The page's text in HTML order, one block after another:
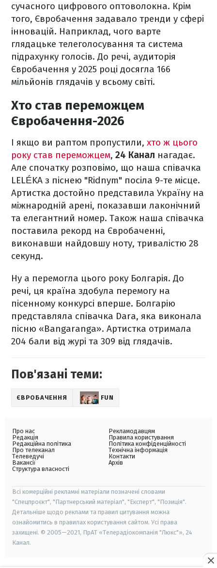
сучасного цифрового оптоволокна. Крім
того, Євробачення задавало тренди у сфері
інновацій. Наприклад, чого варте
глядацьке телеголосування та система
підрахунку голосів. До речі, аудиторія
Євробачення у 2025 році досягла 166
мільйонів глядачів у всьому світі.
Хто став переможцем
Євробачення-2026
І якщо ви раптом пропустили, хто ж цього
року став переможцем, 24 Канал нагадає.
Але спочатку розповімо, що наша співачка
LELÉKA з піснею "Ridnym" посіла 9-те місце.
Артистка достойно представила Україну на
міжнародній арені, показавши лаконічний
та елегантний номер. Також наша співачка
поставила рекорд на Євробаченні,
виконавши найдовшу ноту, тривалістю 28
секунд.
Ну а перемогла цього року Болгарія. До
речі, ця країна здобула перемогу на
пісенному конкурсі вперше. Болгарію
представляла співачка Dara, яка виконала
пісню «Bangaranga». Артистка отримала
204 бали від журі та 309 від глядачів.
Пов'язані теми:
ЄВРОБАЧЕННЯ FUN
Про нас
Редакція
Редакційна політика
Про телеканал
Телеведучі
Вакансії
Структура власності
Рекламодавцям
Правила користування
Політика конфіденційності
Технічна інформація
Контакти
Архів
Всі комерційні рекламні матеріали позначені словами
"Спецпроєкт", "Партнерський матеріал", "Експерт", "Позиція".
Детальніше щодо реклами та правил цитування можна
ознайомитись в правилах користування сайтом. Усі права
захищені. © 2005—2021, ПрАТ «Телерадіокомпанія "Люкс"», 24
Канал.